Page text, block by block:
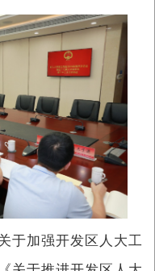
加强开发区人大工